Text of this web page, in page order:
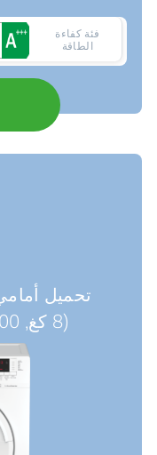
فئة كفاءة
الطاقة
تحميل
(8 كغ, 1200 دورة في الدقيقة)